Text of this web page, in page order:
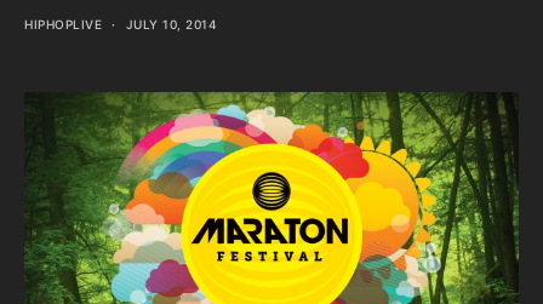
HIPHOPLIVE JULY 10, 2014